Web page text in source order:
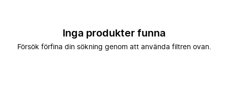
Inga produkter funna
Försök förfina din sökning genom att använda filtren ovan.